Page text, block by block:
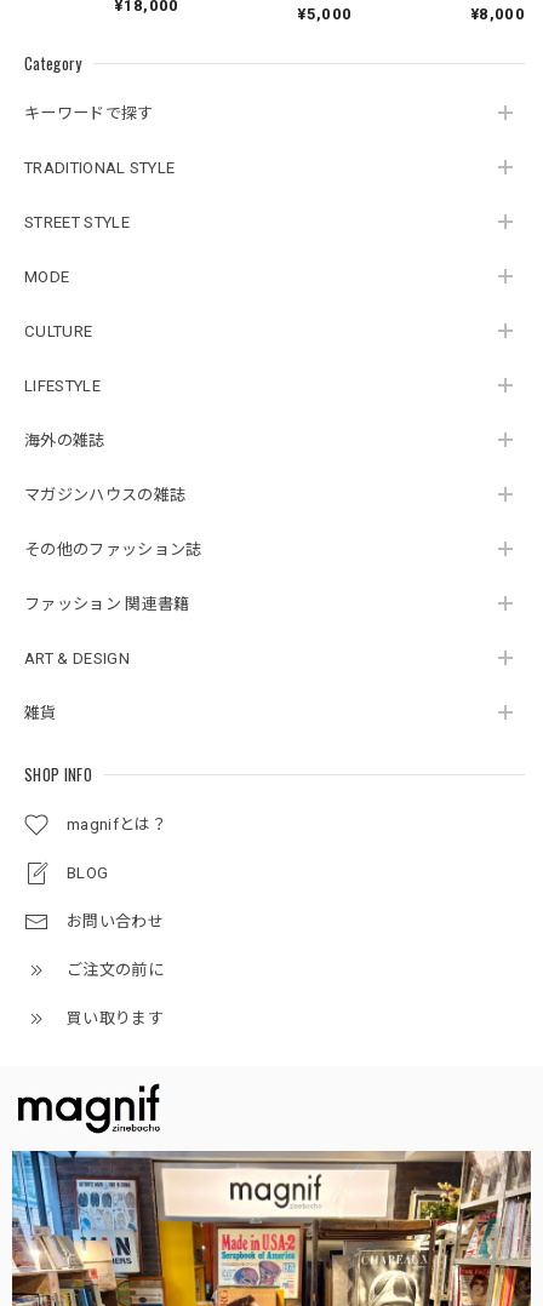
Category
キーワードで探す
TRADITIONAL STYLE
STREET STYLE
MODE
CULTURE
LIFESTYLE
海外の雑誌
マガジンハウスの雑誌
その他のファッション誌
ファッション 関連書籍
ART & DESIGN
雑貨
SHOP INFO
magnifとは？
BLOG
お問い合わせ
ご注文の前に
買い取ります
¥18,000 ¥5,000
シルク手刷りポスト
¥8,000